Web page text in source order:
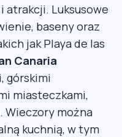
atrakcji. Luksusowe
baseny oraz
jak Playa de las
Canaria
górskimi
miasteczkami,
Wieczory można
kuchnią, w tym